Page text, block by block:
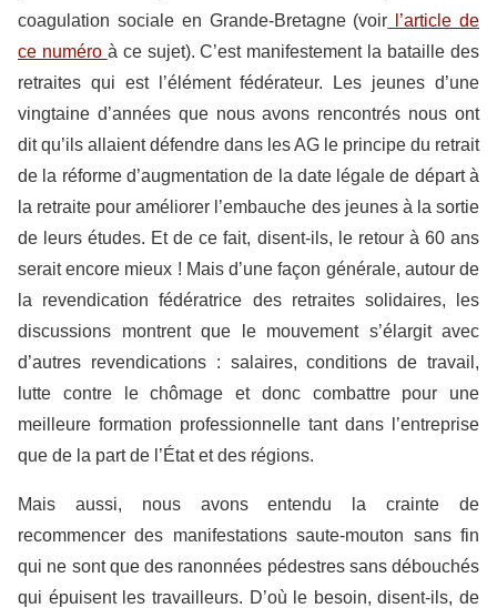
coagulation sociale en Grande-Bretagne (voir l’article de
ce numéro à ce sujet). C’est manifestement la bataille des
retraites qui est l’élément fédérateur. Les jeunes d’une
vingtaine d’années que nous avons rencontrés nous ont
dit qu’ils allaient défendre dans les AG le principe du retrait
de la réforme d’augmentation de la date légale de départ à
la retraite pour améliorer l’embauche des jeunes à la sortie
de leurs études. Et de ce fait, disent-ils, le retour à 60 ans
serait encore mieux ! Mais d’une façon générale, autour de
la revendication fédératrice des retraites solidaires, les
discussions montrent que le mouvement s’élargit avec
d’autres revendications : salaires, conditions de travail,
lutte contre le chômage et donc combattre pour une
meilleure formation professionnelle tant dans l’entreprise
que de la part de l’État et des régions.
Mais aussi, nous avons entendu la crainte de
recommencer des manifestations saute-mouton sans fin
qui ne sont que des ranonnées pédestres sans débouchés
qui épuisent les travailleurs. D’où le besoin, disent-ils, de